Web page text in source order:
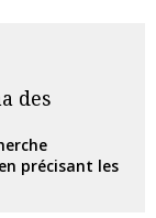
des
précisant les